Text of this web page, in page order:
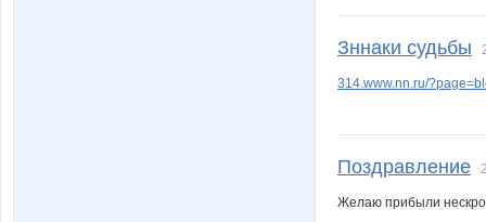
Зннаки судьбы
314.www.nn.ru/
Поздравление
Желаю прибыли